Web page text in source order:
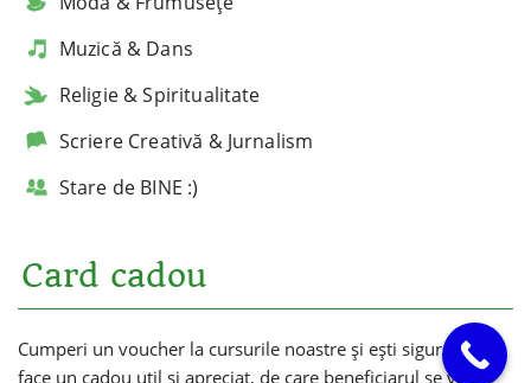
Muzică & Dans
Religie & Spiritualitate
Scriere Creativă & Jurnalism
Stare de BINE :)
Card cadou
Cumperi un voucher la cursurile noastre și ești sigur că vei
face un cadou util și apreciat, de care beneficiarul se va